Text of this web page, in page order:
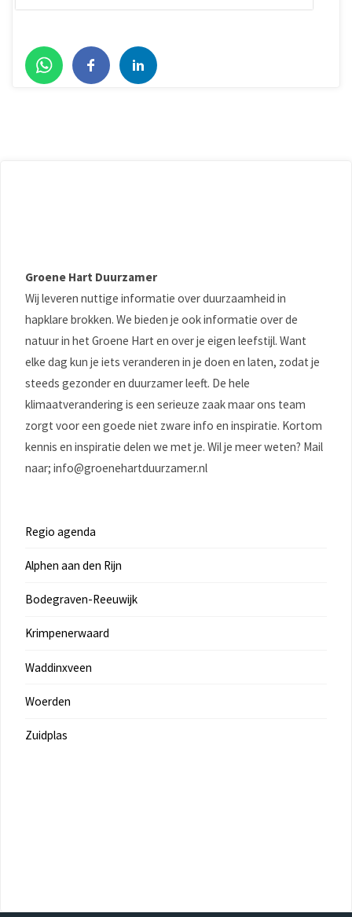
Groene Hart Duurzamer
Wij leveren nuttige informatie over duurzaamheid in
hapklare brokken. We bieden je ook informatie over de
natuur in het Groene Hart en over je eigen leefstijl. Want
elke dag kun je iets veranderen in je doen en laten, zodat je
steeds gezonder en duurzamer leeft. De hele
klimaatverandering is een serieuze zaak maar ons team
zorgt voor een goede niet zware info en inspiratie. Kortom
kennis en inspiratie delen we met je. Wil je meer weten? Mail
naar; info@groenehartduurzamer.nl
Regio agenda
Alphen aan den Rijn
Bodegraven-Reeuwijk
Krimpenerwaard
Waddinxveen
Woerden
Zuidplas